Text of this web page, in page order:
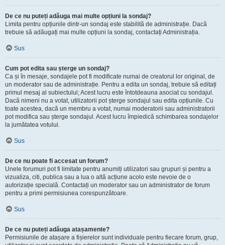
De ce nu puteți adăuga mai multe opțiuni la sondaj?
Limita pentru opțiunile dintr-un sondaj este stabilită de administrație. Dacă
trebuie să adăugați mai multe opțiuni la sondaj, contactați Administrația.
Sus
Cum pot edita sau șterge un sondaj?
Ca și în mesaje, sondajele pot fi modificate numai de creatorul lor original, de
un moderator sau de administrație. Pentru a edita un sondaj, trebuie să editați
primul mesaj al subiectului; Acest lucru este întotdeauna asociat cu sondajul.
Dacă nimeni nu a votat, utilizatorii pot șterge sondajul sau edita opțiunile. Cu
toate acestea, dacă un membru a votat, numai moderatorii sau administratorii
pot modifica sau șterge sondajul. Acest lucru împiedică schimbarea sondajelor
la jumătatea votului.
Sus
De ce nu poate fi accesat un forum?
Unele forumuri pot fi limitate pentru anumiți utilizatori sau grupuri și pentru a
vizualiza, citi, publica sau a lua o altă acțiune acolo este nevoie de o
autorizație specială. Contactați un moderator sau un administrator de forum
pentru a primi permisiunea corespunzătoare.
Sus
De ce nu puteți adăuga atașamente?
Permisiunile de atașare a fișierelor sunt individuale pentru fiecare forum, grup,